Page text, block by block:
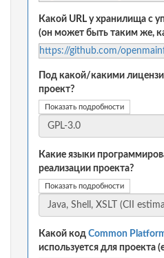
Какой URL у хранилища с
(он может быть таким же,
https://github.com/
Под какой/какими
проект?
Показать подробности
Какие языки
реализации проекта?
Показать подробности
Какой код Common
используется для проекта